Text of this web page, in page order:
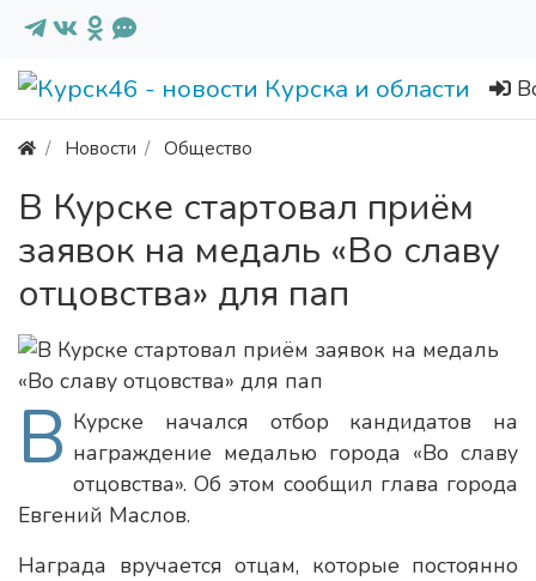
Новости Общество
В Курске стартовал приём
заявок на медаль «Во славу
отцовства» для пап
В Курске начался отбор кандидатов на
награждение медалью города «Во славу
отцовства». Об этом сообщил глава города
Евгений Маслов.
Награда вручается отцам, которые постоянно